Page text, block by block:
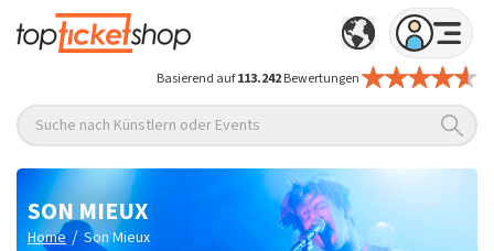
Basierend auf113.242Bewertungen
Suche nach Künstlern oder Events
SON MIEUX
Home / Son Mieux